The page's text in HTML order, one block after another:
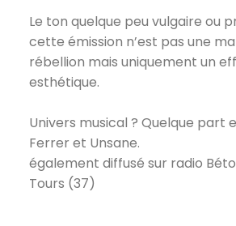
Le ton quelque peu vulgaire ou
cette émission n’est pas une
rébellion mais uniquement un
esthétique.
Univers musical ? Quelque part
Ferrer et Unsane.
également diffusé sur radio
Tours (37)